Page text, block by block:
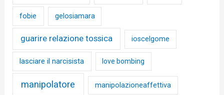
fobie gelosiamara
guarire relazione tossica ioscelgome
lasciare il narcisista love bombing
manipolatore manipolazioneaffettiva